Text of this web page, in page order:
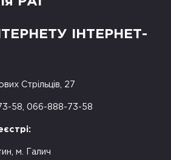
ІНТЕРНЕТ-
Стрільців, 27
58, 066-888-73-58
м. Галич